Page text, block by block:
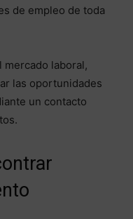
de empleo de toda
mercado laboral,
las oportunidades
un contacto